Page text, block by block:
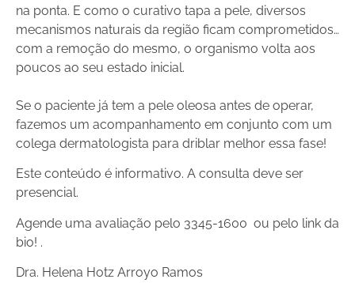
na ponta. E como o curativo tapa a pele, diversos
mecanismos naturais da região ficam comprometidos…
com a remoção do mesmo, o organismo volta aos
poucos ao seu estado inicial.
Se o paciente já tem a pele oleosa antes de operar,
fazemos um acompanhamento em conjunto com um
colega dermatologista para driblar melhor essa fase!
Este conteúdo é informativo. A consulta deve ser
presencial.
Agende uma avaliação pelo 3345-1600 ou pelo link da
bio! .
Dra. Helena Hotz Arroyo Ramos